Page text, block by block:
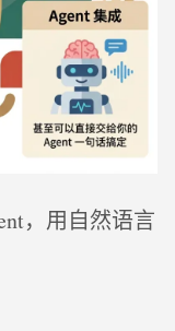
，用自然语言